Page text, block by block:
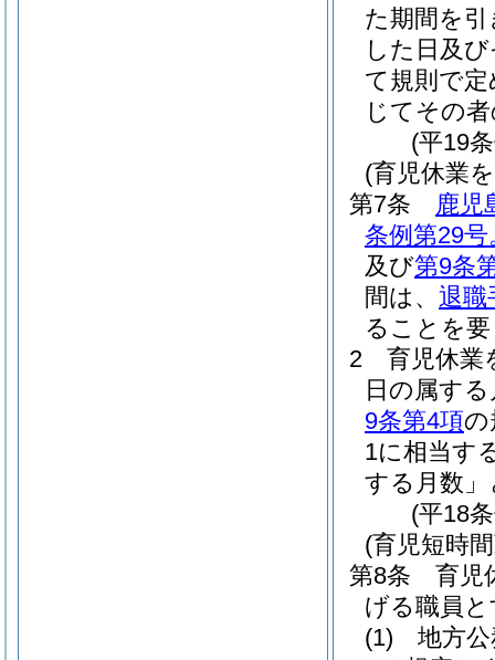
た期間を
した日及
て規則で
じてその
(平19
(育児休業
第7条
鹿児
条例第29
及び第9条
間は、 退職
ることを
2
育児休業
日の属す
9条第4項の
1に相当す
する月数
(平18
(育児短時
第8条
育児
げる職員
(1)
地方